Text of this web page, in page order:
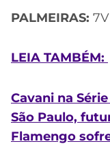
PALMEIRAS:
LEIA TAMBÉM:
Cavani na
São Paulo,
Flamengo